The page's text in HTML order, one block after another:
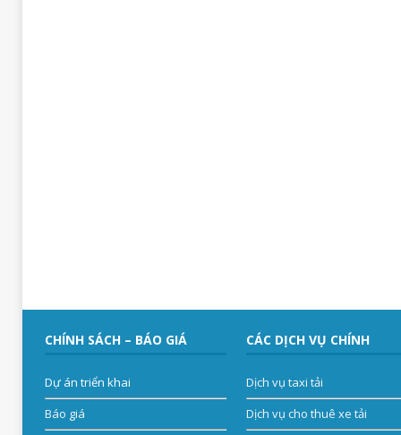
CHÍNH SÁCH – BÁO GIÁ
Dự án triển khai
Báo giá
CÁC DỊCH VỤ CHÍNH
Dịch vụ taxi tải
Dịch vụ cho thuê xe tải